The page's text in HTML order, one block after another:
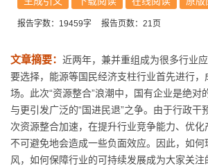
报告字数：19459字 报告页数：21页
文章摘要： 近两年，兼并重组成为很多行业
要选择，能源等国民经济支柱行业首先进行
场。此次“资源整合”浪潮中，国有企业是绝对
与更引发广泛的“国进民退”之争。由于行政干
次资源整合加速，在提升行业竞争能力、优
不可避免地会造成一些负面效应。因此，如何
风，如何保障行业的可持续发展成为大家关